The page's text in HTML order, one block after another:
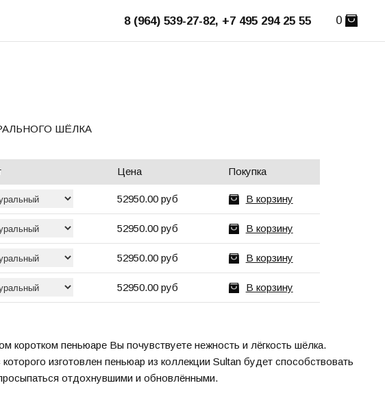
0
8 (964) 539-27-82, +7 495 294 25 55
ШЁЛКА
Цена Покупка
52950.00 руб В корзину
52950.00 руб В корзину
52950.00 руб В корзину
52950.00 руб В корзину
коротком пеньюаре Вы почувствуете нежность и лёгкость шёлка.
изготовлен пеньюар из коллекции Sultan будет способствовать
отдохнувшими и обновлёнными.